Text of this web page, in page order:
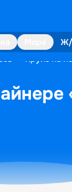
Ж/
Круиз на